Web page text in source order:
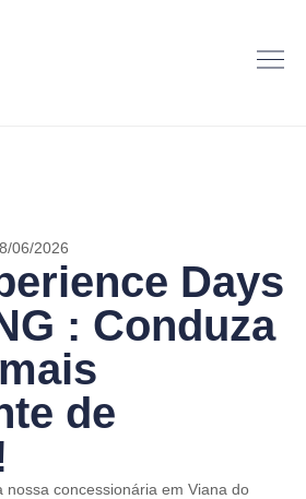
06/2026
Days
: Conduza
de
a nossa concessionária em Viana do